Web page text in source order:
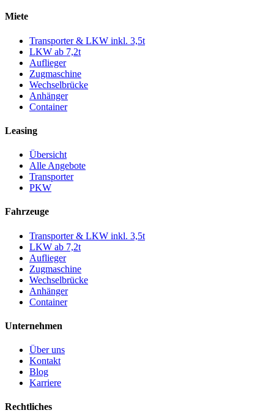
Miete
Transporter & LKW inkl. 3,5t
LKW ab 7,2t
Auflieger
Zugmaschine
Wechselbrücke
Anhänger
Container
Leasing
Übersicht
Alle Angebote
Transporter
PKW
Fahrzeuge
Transporter & LKW inkl. 3,5t
LKW ab 7,2t
Auflieger
Zugmaschine
Wechselbrücke
Anhänger
Container
Unternehmen
Über uns
Kontakt
Blog
Karriere
Rechtliches